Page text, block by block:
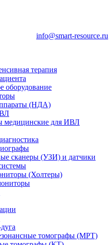
info@smart-resource.ru
терапия
оборудование
(НДА)
медицинские для ИВЛ
сканеры (УЗИ) и датчики
(Холтеры)
томографы (МРТ)